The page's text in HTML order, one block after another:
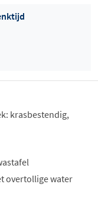
krasbestendig,
overtollige water